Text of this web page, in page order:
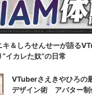
キ＆しろせんせーが語る
イカレた奴”の日常
VTuberさえきやひろの
デザイン術 アバター制